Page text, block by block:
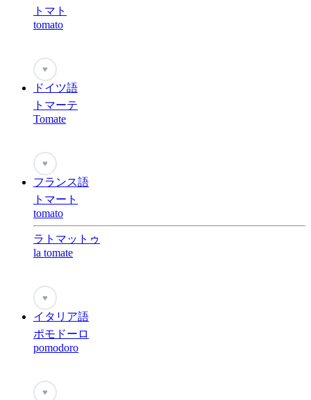
トマト
tomato
♥
ドイツ語
トマーテ
Tomate
♥
フランス語
トマート
tomato
ラトマットゥ
la tomate
♥
イタリア語
ポモドーロ
pomodoro
♥